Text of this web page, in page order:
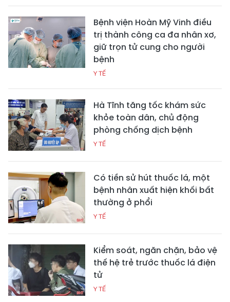
Bệnh viện Hoàn Mỹ Vinh điều
trị thành công ca đa nhân xơ,
giữ trọn tử cung cho người
bệnh
Y TẾ
Hà Tĩnh tăng tốc khám sức
khỏe toàn dân, chủ động
phòng chống dịch bệnh
Y TẾ
Có tiền sử hút thuốc lá, một
bệnh nhân xuất hiện khối bất
thường ở phổi
Y TẾ
Kiểm soát, ngăn chặn, bảo vệ
thế hệ trẻ trước thuốc lá điện
tử
Y TẾ